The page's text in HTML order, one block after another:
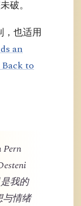
破。
也适用
an
to
Pern
我的
情绪